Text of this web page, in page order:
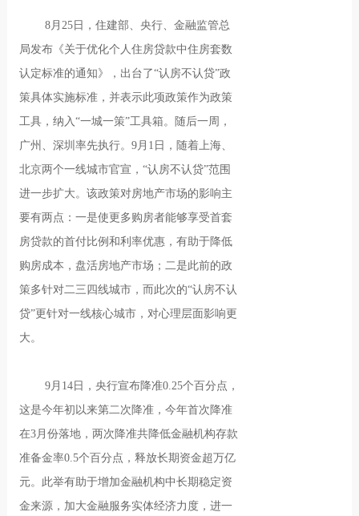
8月25日，住建部、央行、金融监管总
局发布《关于优化个人住房贷款中住房套数
认定标准的通知》，出台了“认房不认贷”政
策具体实施标准，并表示此项政策作为政策
工具，纳入“一城一策”工具箱。随后一周，
广州、深圳率先执行。9月1日，随着上海、
北京两个一线城市官宣，“认房不认贷”范围
进一步扩大。该政策对房地产市场的影响主
要有两点：一是使更多购房者能够享受首套
房贷款的首付比例和利率优惠，有助于降低
购房成本，盘活房地产市场；二是此前的政
策多针对二三四线城市，而此次的“认房不认
贷”更针对一线核心城市，对心理层面影响更
大。
9月14日，央行宣布降准0.25个百分点，
这是今年初以来第二次降准，今年首次降准
在3月份落地，两次降准共降低金融机构存款
准备金率0.5个百分点，释放长期资金超万亿
元。此举有助于增加金融机构中长期稳定资
金来源，加大金融服务实体经济力度，进一